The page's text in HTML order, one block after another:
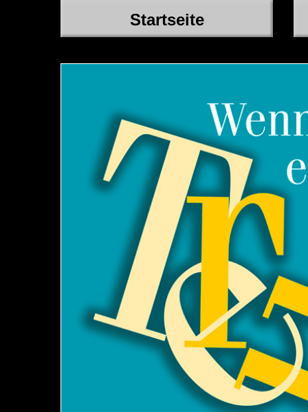
Startseite